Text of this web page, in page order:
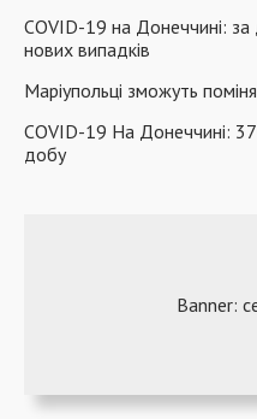
COVID-19 на Донеччині:
нових випадків
Маріупольці зможуть
COVID-19 На Донеччині:
добу